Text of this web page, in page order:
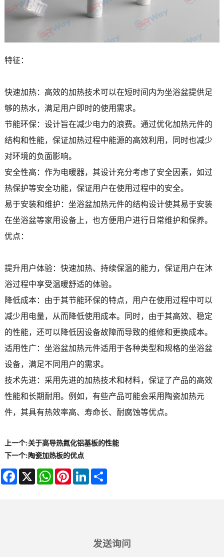
特征：
快速加热：高效的加热技术可以在短时间内为坐浴盆提供足
够的热水，满足用户即时的使用需求。
节能环保：设计旨在减少电力的浪费。通过优化加热元件的
结构和性能，保证加热过程中能源的高效利用，同时也减少
对环境的负面影响。
安全性高：作为电暖器，其设计充分考虑了安全因素，如过
热保护等安全功能，保证用户在使用过程中的安全。
易于安装和维护：坐浴盆加热元件的结构设计使其易于安装
在坐浴盆等家用设备上，也方便用户进行日常维护和保养。
优点：
提升用户体验：快速加热、持续保温的能力，保证用户在沐
浴过程中享受温暖舒适的体验。
降低成本：由于其节能环保的特点，用户在使用过程中可以
减少用电量，从而降低使用成本。同时，由于其高效、稳定
的性能，还可以降低因设备故障而导致的维修和更换成本。
适用性广：坐浴盆加热元件适用于各种类型和规格的坐浴盆
设备，满足不同用户的需求。
技术先进：采用先进的加热技术和材料，保证了产品的高效
性能和长期耐用。例如，有些产品可能会采用陶瓷加热元
件，其具有热效率高、寿命长、耐腐蚀等优点。
上一个:关于高导热氮化铝基板的性能
下一个: 陶瓷加热板的优点
Facebook
X WhatsAppPinterestLinkedIn
发送询问